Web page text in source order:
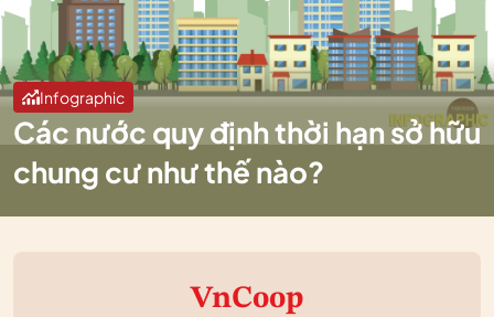
Infographic
Các nước quy định thời hạn sở hữu
chung cư như thế nào?
VnCoop